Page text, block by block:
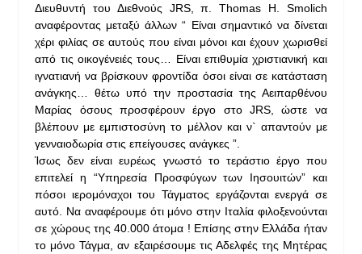
Διευθυντή του Διεθνούς JRS, π. Thomas H. Smolich
αναφέροντας μεταξύ άλλων “ Είναι σημαντικό να δίνεται
χέρι φιλίας σε αυτούς που είναι μόνοι και έχουν χωρισθεί
από τις οικογένειές τους… Είναι επιθυμία χριστιανική και
ιγνατιανή να βρίσκουν φροντίδα όσοι είναι σε κατάσταση
ανάγκης… θέτω υπό την προστασία της Αειπαρθένου
Μαρίας όσους προσφέρουν έργο στο JRS, ώστε να
βλέπουν με εμπιστοσύνη το μέλλον και ν` απαντούν με
γενναιοδωρία στις επείγουσες ανάγκες ”.
Ίσως δεν είναι ευρέως γνωστό το τεράστιο έργο που
επιτελεί η “Υπηρεσία Προσφύγων των Ιησουιτών” και
πόσοι ιερομόναχοι του Τάγματος εργάζονται ενεργά σε
αυτό. Να αναφέρουμε ότι μόνο στην Ιταλία φιλοξενούνται
σε χώρους της 40.000 άτομα ! Επίσης στην Ελλάδα ήταν
το μόνο Τάγμα, αν εξαιρέσουμε τις Αδελφές της Μητέρας